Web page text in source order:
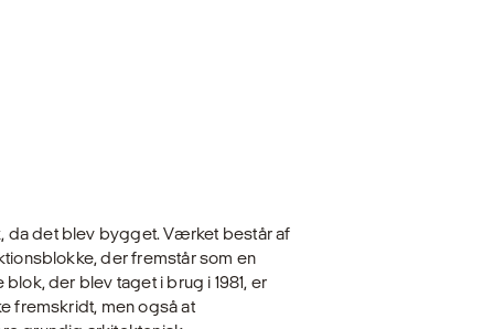
det blev bygget. Værket består af
der fremstår som en
der blev taget i brug i 1981, er
fremskridt, men også at